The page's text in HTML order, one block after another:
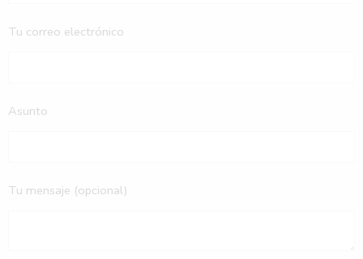
Tu correo electrónico
Asunto
Tu mensaje (opcional)